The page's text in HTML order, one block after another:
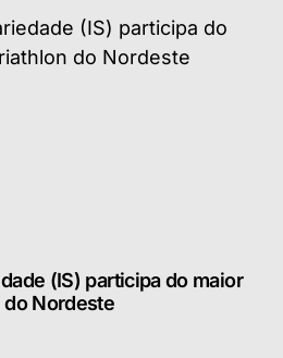
(IS) participa do maior
Nordeste